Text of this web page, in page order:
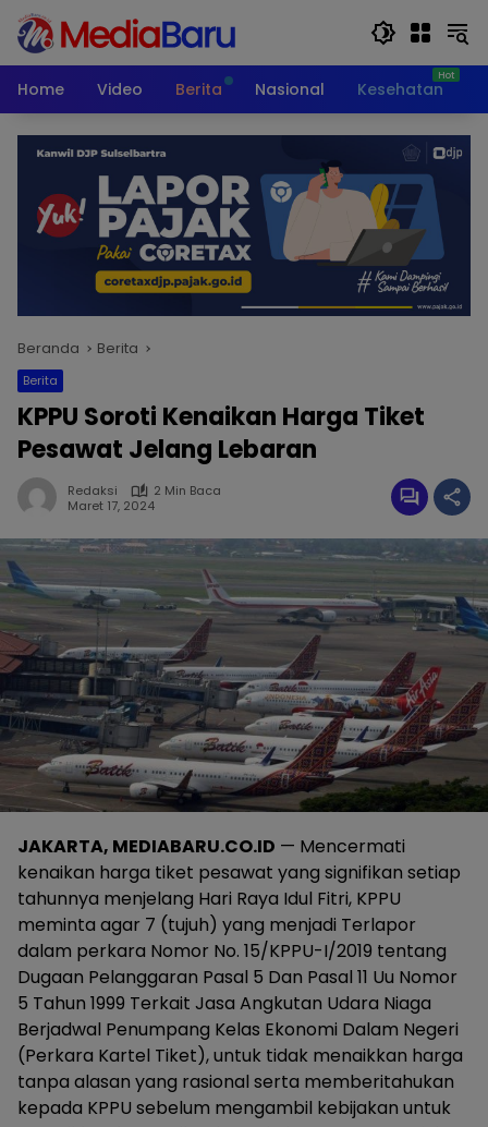
Langsung
konten
Home
Video Berita Nasional Kesehatan
Beranda Berita
Berita
KPPU Soroti Kenaikan Harga Tiket
Pesawat Jelang Lebaran
Redaksi
2 Min Baca
Maret 17, 2024
JAKARTA, MEDIABARU.CO.ID — Mencermati
kenaikan harga tiket pesawat yang signifikan setiap
tahunnya menjelang Hari Raya Idul Fitri, KPPU
meminta agar 7 (tujuh) yang menjadi Terlapor
dalam perkara Nomor No. 15/KPPU-I/2019 tentang
Dugaan Pelanggaran Pasal 5 Dan Pasal 11 Uu Nomor
5 Tahun 1999 Terkait Jasa Angkutan Udara Niaga
Berjadwal Penumpang Kelas Ekonomi Dalam Negeri
(Perkara Kartel Tiket), untuk tidak menaikkan harga
tanpa alasan yang rasional serta memberitahukan
kepada KPPU sebelum mengambil kebijakan untuk